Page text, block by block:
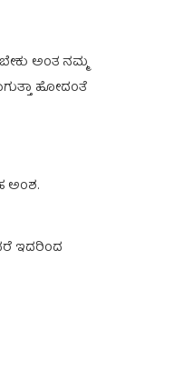
ಅಂತ ನಮ್ಮ
ಹೋದಂತೆ
ಅಂಶ.
ಇದರಿಂದ